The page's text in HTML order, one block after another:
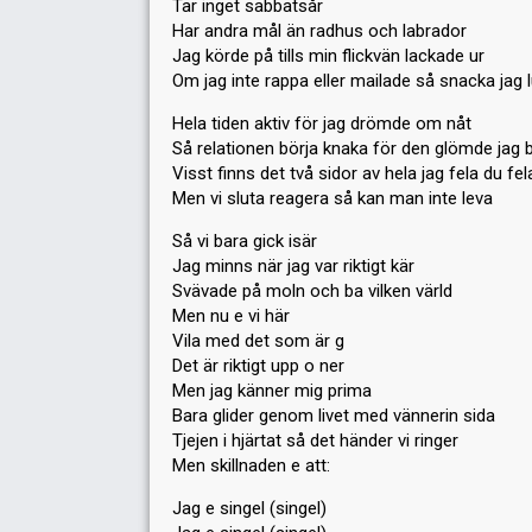
Tar inget sabbatsår
Har andra mål än radhus och labrador
Jag körde på tills min flickvän lackade ur
Om jag inte rappa eller mailade så snacka jag
Hela tiden aktiv för jag drömde om nåt
Så relationen börja knaka för den glömde jag
Visst finns det två sidor av hela jag fela du
Men vi sluta reagera så kan man inte leva
Så vi bara gick isär
Jag minns när jag var riktigt kär
Svävade på moln och ba vilken värld
Men nu e vi här
Vila med det som är g
Det är riktigt upp o ner
Men jag känner mig prima
Bara glider genom livet med vännerin sida
Tjejen i hjärtat så det händer vi ringer
Men skillnaden e att:
Jag e singel (singel)